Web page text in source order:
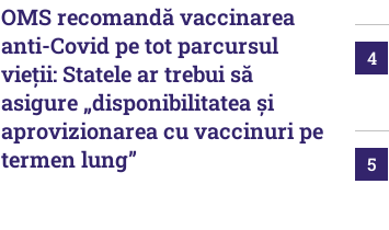
OMS recomandă vaccinarea
anti-Covid pe tot parcursul
vieții: Statele ar trebui să
asigure „disponibilitatea și
aprovizionarea cu vaccinuri pe
termen lung”